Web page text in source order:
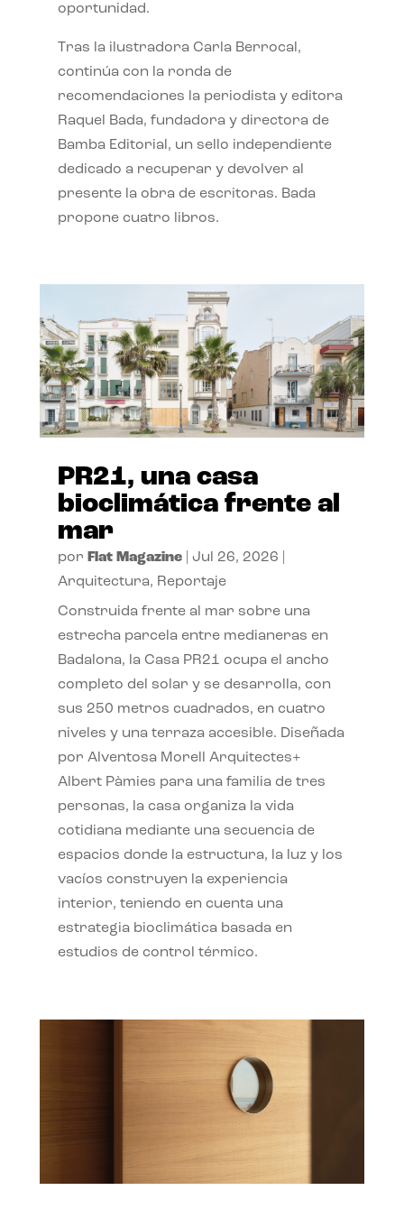
oportunidad.
Tras la ilustradora Carla Berrocal,
continúa con la ronda de
recomendaciones la periodista y editora
Raquel Bada, fundadora y directora de
Bamba Editorial, un sello independiente
dedicado a recuperar y devolver al
presente la obra de escritoras. Bada
propone cuatro libros.
PR21, una casa
bioclimática frente al
mar
por Flat Magazine| Jul 26, 2026
Arquitectura, Reportaje
Construida frente al mar sobre una
estrecha parcela entre medianeras en
Badalona, la Casa PR21 ocupa el ancho
completo del solar y se desarrolla, con
sus 250 metros cuadrados, en cuatro
niveles y una terraza accesible. Diseñada
por Alventosa Morell Arquitectes+
Albert Pàmies para una familia de tres
personas, la casa organiza la vida
cotidiana mediante una secuencia de
espacios donde la estructura, la luz y los
vacíos construyen la experiencia
interior, teniendo en cuenta una
estrategia bioclimática basada en
estudios de control térmico.